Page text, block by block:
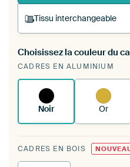
Tissu interchangeable
Vous tendez une
votre cadre d'art
fonctionne.
Choisissez la couleur du
CADRES EN ALUMINIUM
Noir Or
CADRES EN BOIS